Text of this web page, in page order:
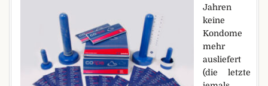
Jahren
keine
Kondome
mehr
ausliefert
(die letzte